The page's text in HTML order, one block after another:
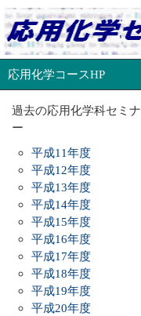
応用化学コースHP
過去の応用化学科セミナ
ー
平成11年度
平成12年度
平成13年度
平成14年度
平成15年度
平成16年度
平成17年度
平成18年度
平成19年度
平成20年度